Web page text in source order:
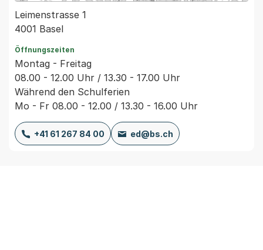
Leimenstrasse 1
4001 Basel
Öffnungszeiten
Montag - Freitag
08.00 - 12.00 Uhr / 13.30 - 17.00 Uhr
Während den Schulferien
Mo - Fr 08.00 - 12.00 / 13.30 - 16.00 Uhr
+41 61 267 84 00 ed@bs.ch